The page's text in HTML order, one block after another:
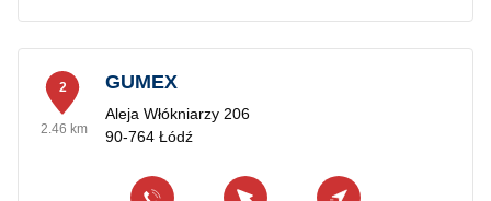
2
2.46 km
GUMEX
Aleja Włókniarzy 206
90-764 Łódź